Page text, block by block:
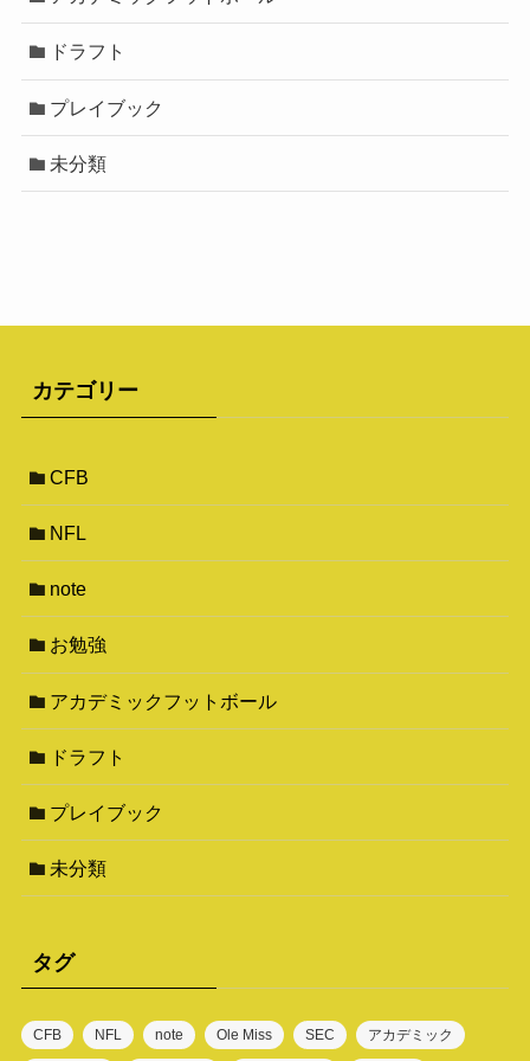
ドラフト
プレイブック
未分類
カテゴリー
CFB
NFL
note
お勉強
アカデミックフットボール
ドラフト
プレイブック
未分類
タグ
CFB NFL note Ole Miss SEC アカデミック